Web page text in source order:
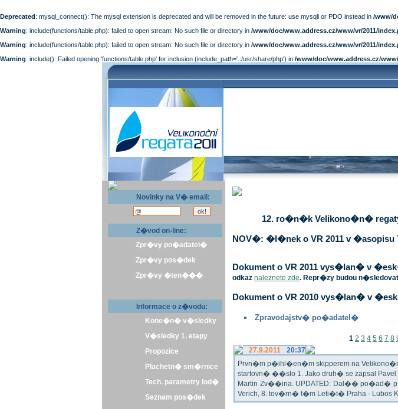
Deprecated: mysql_connect(): The mysql extension is deprecated and will be removed in the future: use mysqli or PDO instead in /www/
Warning: include(functions/table.php): failed to open stream: No such file or directory in /www/doc/www.address.cz/www/vr/2011/
Warning: include(functions/table.php): failed to open stream: No such file or directory in /www/doc/www.address.cz/www/vr/2011/
Warning: include(): Failed opening 'functions/table.php' for inclusion (include_path='.:/usr/share/php') in /www/doc/www.address.cz/
Novinky na V� email:
Z�vod on-line:
Zpr�vy po�adatel�
Zpr�vy pos�dek
Zpr�vy �ten���
Informace o z�vodu:
Kone�n� v�sledky
V�sledky 1. etapy
Propozice
Plachetn� sm�rnice
Tech. parametry lod�
Seznam pos�dek
12. ro�n�k Velikono�n�
NOV�: �l�nek o VR 2011 v �asopisu
Dokument o VR 2011 vys�lan� v
odkaz naleznete zde. Repr�zy budou n�sledovat
Dokument o VR 2010 vys�lan� v
Zpravodajstv� po�adatel�
1 2 3 4 5 6 7 8
27.9.2011
20:37
Prvn�m p�ihl�en�m skipperem na
startovn� ��slo 1. Jako druh� se zapsal
Martin Zv��ina. UPDATED: Dal�� po�ad�
Verich, 8. tov�rn� t�m Leti�t� Praha - Lubos